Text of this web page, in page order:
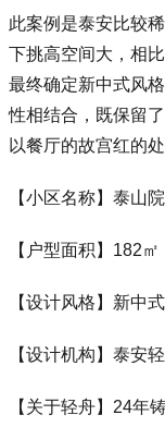
此案例是泰安比较
下挑高空间大，相
最终确定新中式风
性相结合，既保留
以餐厅的故宫红的
【小区名称】泰山
【户型面积】182㎡
【设计风格】新中
【设计机构】泰安
【关于轻舟】24年